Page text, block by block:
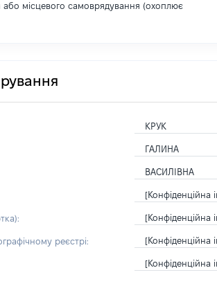
місцевого самоврядування (охоплює
КРУК
ГАЛИНА
ВАСИЛІВНА
[Конфіденційна
[Конфіденційна
реєстрі: [Конфіденційна
[Конфіденційна